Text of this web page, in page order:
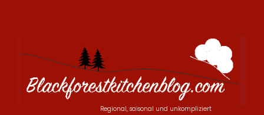
Regional, saisonal und unkompliziert